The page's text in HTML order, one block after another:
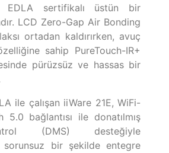
EDLA sertifikalı üstün bir
LCD Zero-Gap Air Bonding
ortadan kaldırırken, avuç
sahip PureTouch-IR+
pürüzsüz ve hassas bir
ile çalışan iiWare 21E, WiFi-
bağlantısı ile donatılmış
(DMS) desteğiyle
sorunsuz bir şekilde entegre